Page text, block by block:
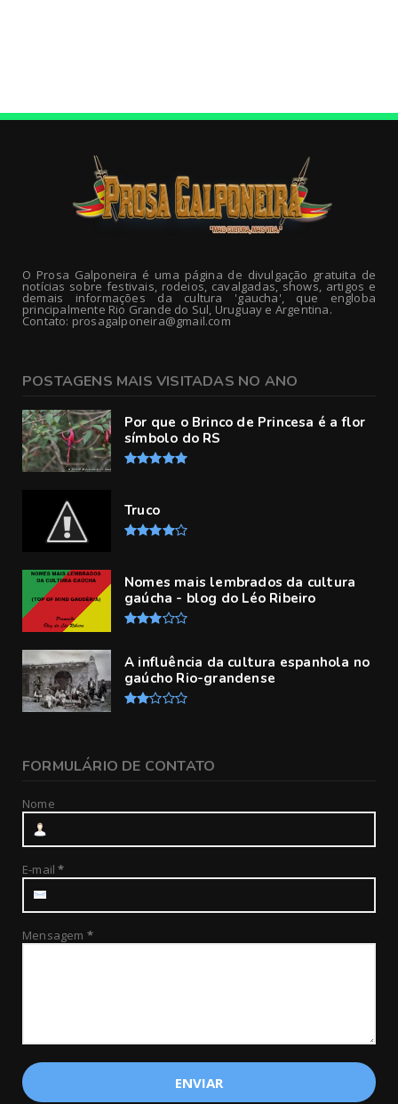
O Prosa Galponeira é uma página de divulgação gratuita de
notícias sobre festivais, rodeios, cavalgadas, shows, artigos e
demais informações da cultura 'gaucha', que engloba
principalmente Rio Grande do Sul, Uruguay e Argentina.
Contato: prosagalponeira@gmail.com
POSTAGENS MAIS VISITADAS NO ANO
Por que o Brinco de Princesa é a flor
símbolo do RS
Truco
Nomes mais lembrados da cultura
gaúcha - blog do Léo Ribeiro
A influência da cultura espanhola no
gaúcho Rio-grandense
FORMULÁRIO DE CONTATO
Nome
E-mail*
Mensagem *